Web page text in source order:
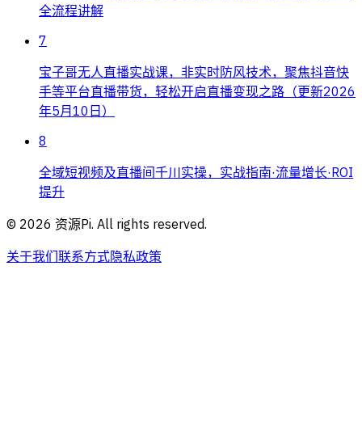
全流程讲解
7
宝子哥无人直播实战课，非实时防风技术，聚焦抖音快
手等平台直播带货，轻松开启直播变现之路（更新2026
年5月10日）
8
全域短视频及直播间千川实操，实战指南·流量增长·ROI
提升
© 2026 资源Pi. All rights reserved.
关于我们联系方式隐私政策